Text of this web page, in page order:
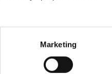
Marketing
no elegir una cajonera de
distinto ancho y fondo,